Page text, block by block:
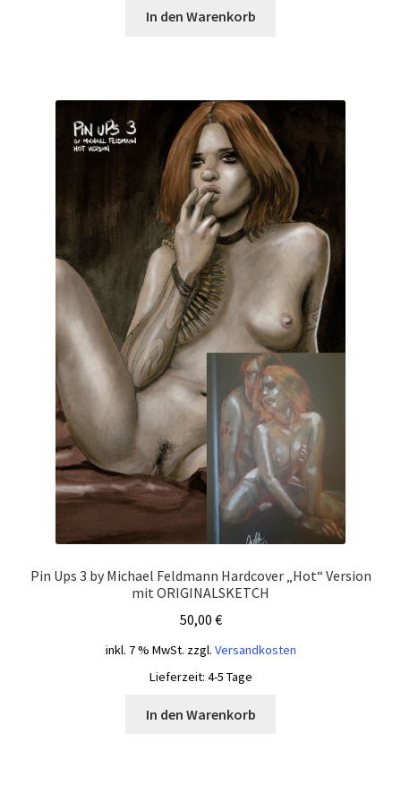
In den Warenkorb
Pin Ups 3 by Michael Feldmann Hardcover „Hot“ Version
mit ORIGINALSKETCH
50,00 €
inkl. 7 % MwSt. zzgl. Versandkosten
Lieferzeit: 4-5 Tage
In den Warenkorb